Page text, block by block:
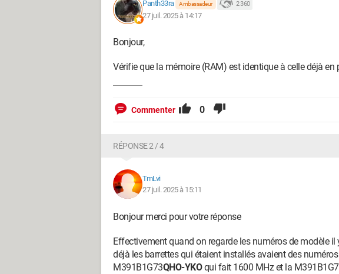
Je précise que j'ai également fais le clearCMOS façon pile
minimale, pas de carte graphique, SSD, périphériques USB.
Il bloque pendant la phase de POST sur la mémoire.
J'ai aussi appris depuis que je fais des recherches que les
propre à DELL sont plus compliqués à modifier, upgrader
Voilà, si vous avez des solutions à me proposer pour ce
Panth33ra Ambassadeur 2 360
27 juil. 2025 à 14:17
Bonjour,
Vérifie que la mémoire (RAM) est identique à celle déjà en
Commenter 0
RÉPONSE 2 / 4
TmLvi
27 juil. 2025 à 15:11
Bonjour merci pour votre réponse
Effectivement quand on regarde les numéros de modèle
déjà les barrettes qui étaient installés avaient des
M391B1G73QHO-YKOqui fait 1600 MHz et la